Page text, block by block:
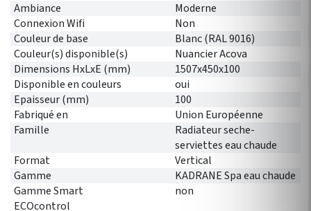
Ambiance
Moderne
Connexion Wifi
Non
Couleur de base
Blanc (RAL 9016)
Couleur(s) disponible(s)
Nuancier Acova
Dimensions HxLxE (mm)
1507x450x100
Disponible en couleurs
oui
Epaisseur (mm)
100
Fabriqué en
Union Européenne
Famille
Radiateur seche-
serviettes eau chaude
Format
Vertical
Gamme
KADRANE Spa eau chaude
Gamme Smart
ECOcontrol
non